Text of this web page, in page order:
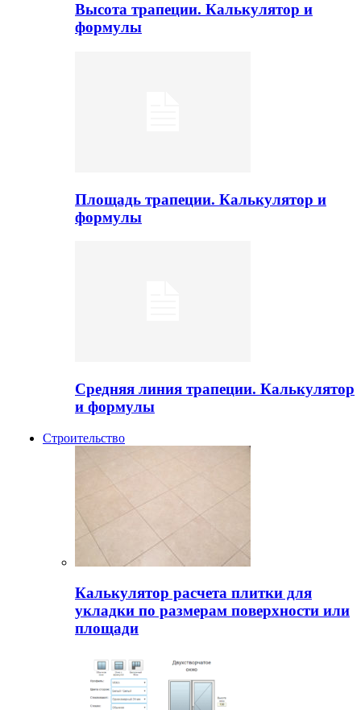
Высота трапеции. Калькулятор и
формулы
Площадь трапеции. Калькулятор и
формулы
Средняя линия трапеции. Калькулятор
и формулы
Строительство
Калькулятор расчета плитки для
укладки по размерам поверхности или
площади